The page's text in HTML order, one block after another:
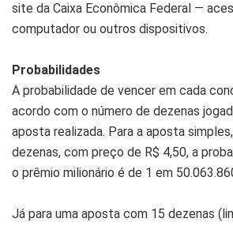
site da Caixa Econômica Federal —
computador ou outros dispositivos.
Probabilidades
A probabilidade de vencer em cada
acordo com o número de dezenas
aposta realizada. Para a aposta
dezenas, com preço de R$ 4,50, a
o prêmio milionário é de 1 em
Já para uma aposta com 15 dezenas